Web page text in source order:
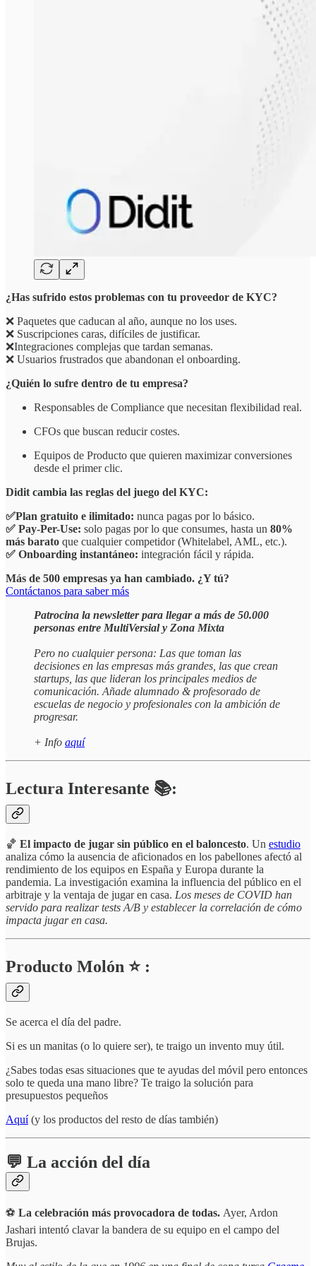
¿Has sufrido estos problemas con tu proveedor de KYC?
❌ Paquetes que caducan al año, aunque no los uses.
❌ Suscripciones caras, difíciles de justificar.
❌Integraciones complejas que tardan semanas.
❌ Usuarios frustrados que abandonan el onboarding.
¿Quién lo sufre dentro de tu empresa?
Responsables de Compliance que necesitan flexibilidad real.
CFOs que buscan reducir costes.
Equipos de Producto que quieren maximizar conversiones
desde el primer clic.
Didit cambia las reglas del juego del KYC:
✅Plan gratuito e ilimitado: nunca pagas por lo básico.
✅ Pay-Per-Use: solo pagas por lo que consumes, hasta un 80%
más barato que cualquier competidor (Whitelabel, AML, etc.).
✅ Onboarding instantáneo: integración fácil y rápida.
Más de 500 empresas ya han cambiado. ¿Y tú?
Contáctanos para saber más
Patrocina la newsletter para llegar a más de 50.000
personas entre MultiVersial y Zona Mixta
Pero no cualquier persona: Las que toman las
decisiones en las empresas más grandes, las que crean
startups, las que lideran los principales medios de
comunicación. Añade alumnado & profesorado de
escuelas de negocio y profesionales con la ambición de
progresar.
+ Info aquí
Lectura Interesante 📚:
🏀 El impacto de jugar sin público en el baloncesto. Un estudio
analiza cómo la ausencia de aficionados en los pabellones afectó al
rendimiento de los equipos en España y Europa durante la
pandemia. La investigación examina la influencia del público en el
arbitraje y la ventaja de jugar en casa. Los meses de COVID han
servido para realizar tests A/B y establecer la correlación de cómo
impacta jugar en casa.
Producto Molón ⭐ :
Se acerca el día del padre.
Si es un manitas (o lo quiere ser), te traigo un invento muy útil.
¿Sabes todas esas situaciones que te ayudas del móvil pero entonces
solo te queda una mano libre? Te traigo la solución para
presupuestos pequeños
Aquí(y los productos del resto de días también)
💬 La acción del día
⚽ La celebración más provocadora de todas. Ayer, Ardon
Jashari intentó clavar la bandera de su equipo en el campo del
Brujas.